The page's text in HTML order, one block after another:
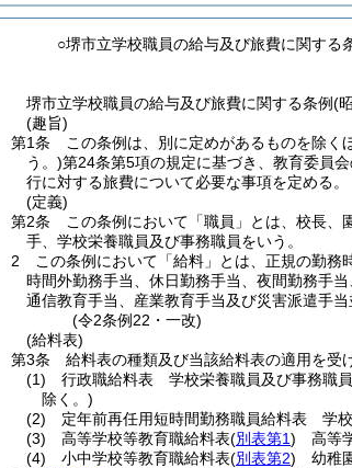
○堺市立学校職員の給与及び旅費に関する
堺市立学校職員の給与及び旅費に関する条例(
(趣旨)
第1条
この条例は、別に定めがあるものを除く
う。)第24条第5項の規定に基づき、教育委員
行に対する旅費について必要な事項を定める。
(定義)
第2条
この条例において「職員」とは、校長
手、学校栄養職員及び事務職員をいう。
2
この条例において「給料」とは、正規の勤務
時間外勤務手当、休日勤務手当、夜間勤務手
通信教育手当、産業教育手当及び災害派遣手
(令2条例22・一改)
(給料表)
第3条
給料表の種類及び当該給料表の適用を受
(1)
行政職給料表 学校栄養職員及び事務職員
除く。)
(2)
定年前再任用短時間勤務職員給料表 学
(3)
高等学校等教育職給料表(別表第1) 高等
(4)
小中学校等教育職給料表(別表第2) 幼稚